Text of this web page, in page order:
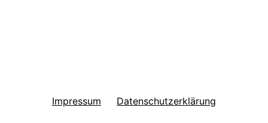
Impressum Datenschutzerklärung